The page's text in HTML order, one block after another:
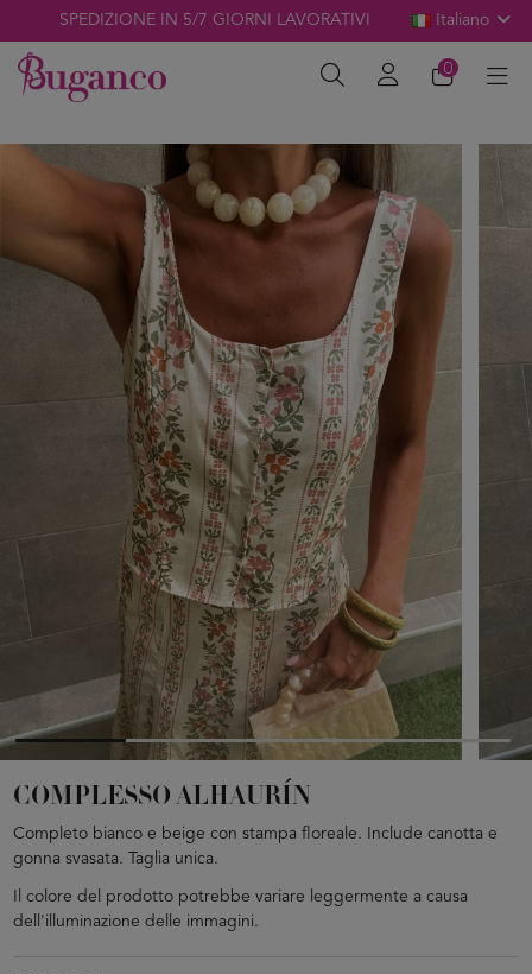
SPEDIZIONE IN 5/7 GIORNI LAVORATIVI Italiano
0
COMPLESSO ALHAURÍN
Completo bianco e beige con stampa floreale. Include canotta e
gonna svasata. Taglia unica.
Il colore del prodotto potrebbe variare leggermente a causa
dell'illuminazione delle immagini.